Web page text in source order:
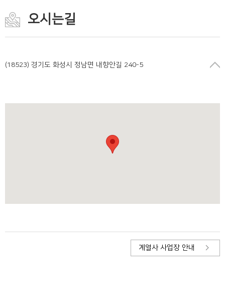
오시는길
(18523) 경기도 화성시 정남면 내향안길 240-5
계열사 사업장 안내